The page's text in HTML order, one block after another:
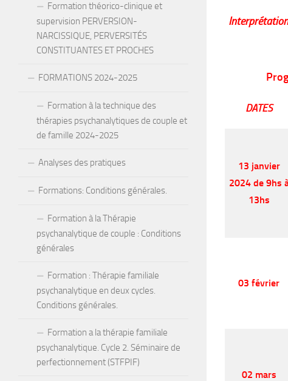
DATES
13 janvier
2024de 9hs
13hs
03 février
02 mars
Formation théorico-clinique et
supervision PERVERSION-
NARCISSIQUE, PERVERSITÉS
CONSTITUANTES ET PROCHES
FORMATIONS 2024-2025
Formation à la technique des
thérapies psychanalytiques de couple et
de famille 2024-2025
Analyses des pratiques
Formations: Conditions générales.
Formation à la Thérapie
psychanalytique de couple : Conditions
générales
Formation : Thérapie familiale
psychanalytique en deux cycles.
Conditions générales.
Formation a la thérapie familiale
psychanalytique. Cycle 2. Séminaire de
perfectionnement (STFPIF)